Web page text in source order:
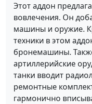
Этот аддон
вовлечения. Он
машины и оружие.
техники в этом
бронемашины.
артиллерийские
танки вводит
ремонтные
гармонично